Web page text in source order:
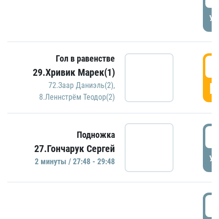
Гол в равенстве
29.Хривик Марек(1)
72.Заар Даниэль(2),
8.Леннстрём Теодор(2)
Подножка
27.Гончарук Сергей
2 минуты / 27:48 - 29:48